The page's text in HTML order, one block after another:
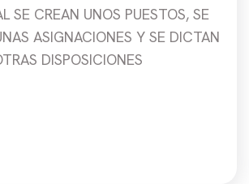
SE CREAN UNOS PUESTOS, SE
ASIGNACIONES Y SE DICTAN
DISPOSICIONES